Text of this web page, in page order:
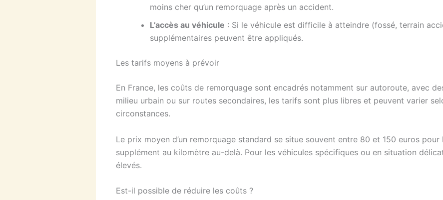
moins cher qu’un remorquage après un accident.
L’accès au véhicule : Si le véhicule est difficile à atteindre (fossé, terrain
supplémentaires peuvent être appliqués.
Les tarifs moyens à prévoir
En France, les coûts de remorquage sont encadrés notamment sur autoroute, avec
milieu urbain ou sur routes secondaires, les tarifs sont plus libres et peuvent varier
circonstances.
Le prix moyen d’un remorquage standard se situe souvent entre 80 et 150 euros
supplément au kilomètre au-delà. Pour les véhicules spécifiques ou en situation
élevés.
Est-il possible de réduire les coûts ?